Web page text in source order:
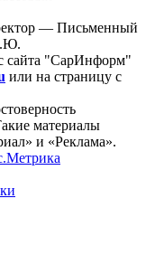
— Письменный
сайта "СарИнформ"
или на страницу с
материалы
и «Реклама».